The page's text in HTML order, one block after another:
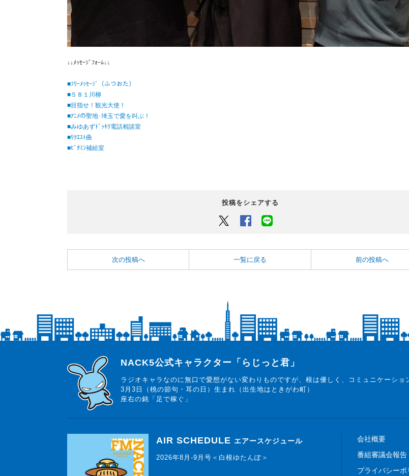
↓↓ﾒｯｾｰｼﾞﾌｫｰﾑ↓↓
■ﾌﾘｰﾒｯｾｰｼﾞ（ふつおた）
■５８１川柳
■目指せ！観光大使！
■ｱﾆﾒの聖地･埼玉で愛を叫ぶ！
■みゆあずﾄﾞｯｷﾘ電話相談室
■ﾘｸｴｽﾄ曲
■ﾋﾞﾀﾐﾝ補給室
投稿をシェアする
Twitter Facebook
次の投稿へ 一覧に戻る 前の投稿へ
らじっと君
NACK5公式キャラクター「らじっと君」
ラジオキャラなのに無口で愛想がない変わりものですが、根は優しく、コミュニケーショ
3月3日（桃の節句・耳の日）生まれ（出生地はときがわ町）
座右の銘「足で稼ぐ」
AIR SCHEDULE エアースケジュール
2026年8月-9月号＜白根ゆたんぽ＞
会社概要
番組審議会報告
プライバシーポ